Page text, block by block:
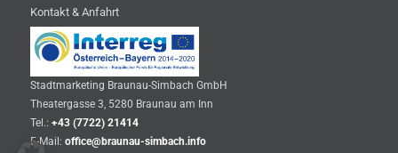
Kontakt & Anfahrt
Stadtmarketing Braunau-Simbach GmbH
Theatergasse 3, 5280 Braunau am Inn
Tel.: +43 (7722) 21414
E-Mail: office@braunau-simbach.info